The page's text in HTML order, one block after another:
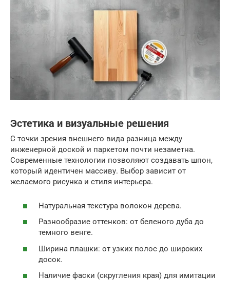
Эстетика и визуальные решения
С точки зрения внешнего вида разница между
инженерной доской и паркетом почти незаметна.
Современные технологии позволяют создавать шпон,
который идентичен массиву. Выбор зависит от
желаемого рисунка и стиля интерьера.
Натуральная текстура волокон дерева.
Разнообразие оттенков: от беленого дуба до
темного венге.
Ширина плашки: от узких полос до широких
досок.
Наличие фаски (скругления края) для имитации